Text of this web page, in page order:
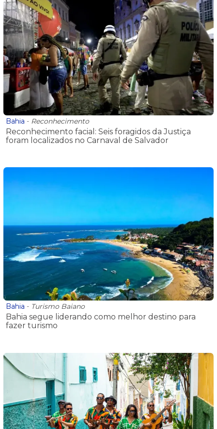
Bahia - Reconhecimento
Reconhecimento facial: Seis foragidos da Justiça
foram localizados no Carnaval de Salvador
Bahia - Turismo Baiano
Bahia segue liderando como melhor destino para
fazer turismo